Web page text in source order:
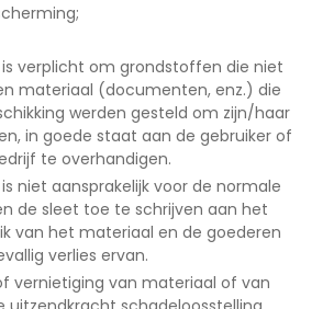
verplicht om grondstoffen die niet
materiaal (documenten, enz.) die
werden gesteld om zijn/haar
in goede staat aan de gebruiker of
te overhandigen.
niet aansprakelijk voor de normale
de sleet toe te schrijven aan het
van het materiaal en de goederen
verlies ervan.
vernietiging van materiaal of van